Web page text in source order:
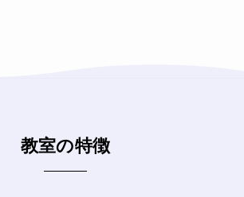
教室の特徴